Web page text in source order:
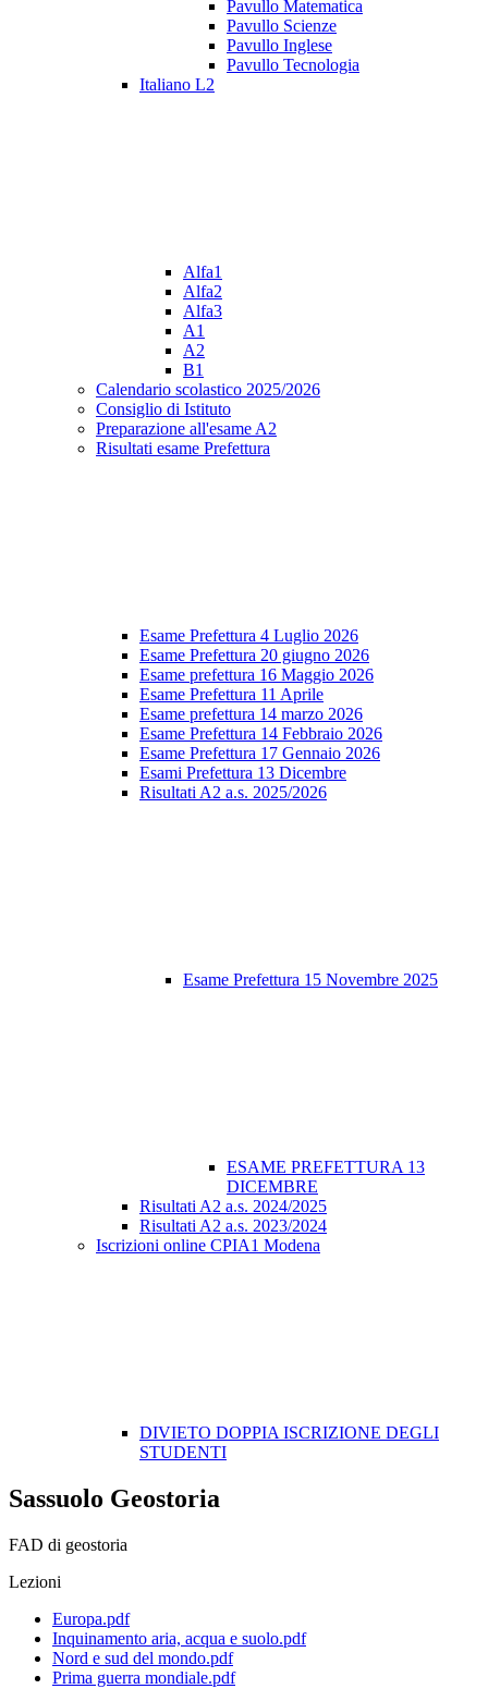
Pavullo Matematica
Pavullo Scienze
Pavullo Inglese
Pavullo Tecnologia
Italiano L2
Alfa1
Alfa2
Alfa3
A1
A2
B1
Calendario scolastico 2025/2026
Consiglio di Istituto
Preparazione all'esame A2
Risultati esame Prefettura
Esame Prefettura 4 Luglio 2026
Esame Prefettura 20 giugno 2026
Esame prefettura 16 Maggio 2026
Esame Prefettura 11 Aprile
Esame prefettura 14 marzo 2026
Esame Prefettura 14 Febbraio 2026
Esame Prefettura 17 Gennaio 2026
Esami Prefettura 13 Dicembre
Risultati A2 a.s. 2025/2026
Esame Prefettura 15 Novembre 2025
ESAME PREFETTURA 13
DICEMBRE
Risultati A2 a.s. 2024/2025
Risultati A2 a.s. 2023/2024
Iscrizioni online CPIA1 Modena
DIVIETO DOPPIA ISCRIZIONE DEGLI
STUDENTI
Sassuolo Geostoria
FAD di geostoria
Lezioni
Europa.pdf
Inquinamento aria, acqua e suolo.pdf
Nord e sud del mondo.pdf
Prima guerra mondiale.pdf